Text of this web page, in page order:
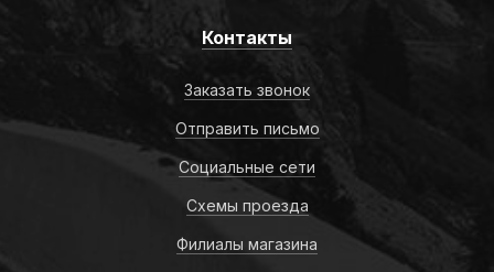
Контакты
Заказать звонок
Отправить письмо
Социальные сети
Схемы проезда
Филиалы магазина